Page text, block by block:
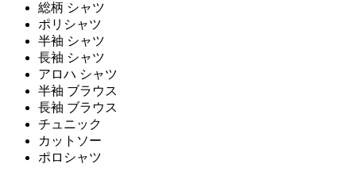
総柄 シャツ
ポリシャツ
半袖 シャツ
長袖 シャツ
アロハ シャツ
半袖 ブラウス
長袖 ブラウス
チュニック
カットソー
ポロシャツ